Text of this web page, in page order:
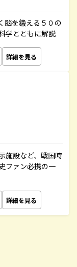
脳を鍛える５０の
学とともに解説
詳細を見る
施設など、戦国時
ファン必携の一
詳細を見る